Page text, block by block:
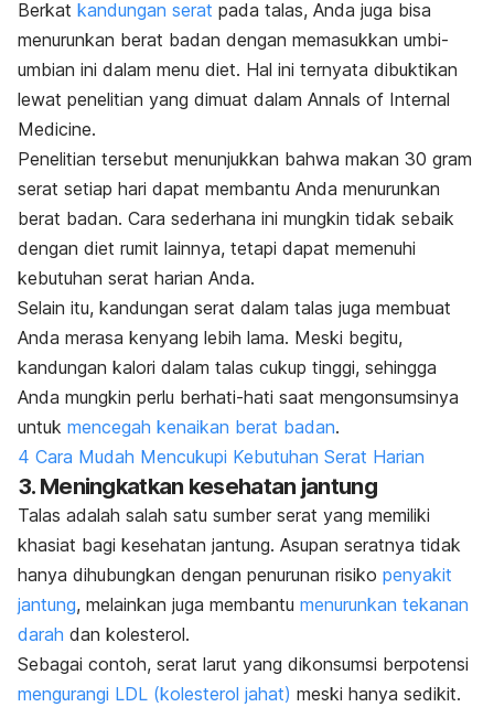
Berkat kandungan serat pada talas, Anda juga bisa
menurunkan berat badan dengan memasukkan umbi-
umbian ini dalam menu diet. Hal ini ternyata dibuktikan
lewat penelitian yang dimuat dalam Annals of Internal
Medicine.
Penelitian tersebut menunjukkan bahwa makan 30 gram
serat setiap hari dapat membantu Anda menurunkan
berat badan. Cara sederhana ini mungkin tidak sebaik
dengan diet rumit lainnya, tetapi dapat memenuhi
kebutuhan serat harian Anda.
Selain itu, kandungan serat dalam talas juga membuat
Anda merasa kenyang lebih lama. Meski begitu,
kandungan kalori dalam talas cukup tinggi, sehingga
Anda mungkin perlu berhati-hati saat mengonsumsinya
untuk mencegah kenaikan berat badan.
4 Cara Mudah Mencukupi Kebutuhan Serat Harian
3. Meningkatkan kesehatan jantung
Talas adalah salah satu sumber serat yang memiliki
khasiat bagi kesehatan jantung. Asupan seratnya tidak
hanya dihubungkan dengan penurunan risiko penyakit
jantung, melainkan juga membantu menurunkan tekanan
darah dan kolesterol.
Sebagai contoh, serat larut yang dikonsumsi berpotensi
mengurangi LDL (kolesterol jahat) meski hanya sedikit.